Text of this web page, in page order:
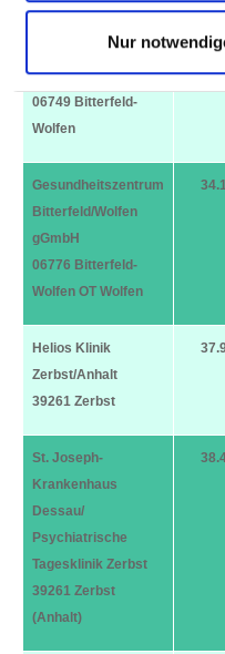
Nur
Bitterfeld/Wolfen
gGmbH
06749 Bitterfeld-
Wolfen
Gesundheitszentrum
Bitterfeld/Wolfen
gGmbH
06776 Bitterfeld-
Wolfen OT Wolfen
Helios Klinik
Zerbst/Anhalt
39261 Zerbst
St. Joseph-
Krankenhaus
Dessau/
Psychiatrische
Tagesklinik Zerbst
39261 Zerbst
(Anhalt)